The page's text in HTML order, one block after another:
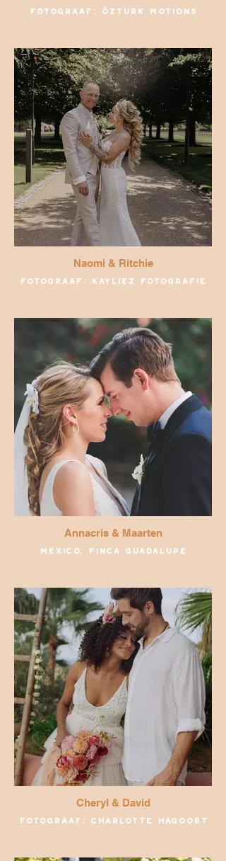
Fotograaf: Özturk Motions
Naomi & Ritchie
Fotograaf: Kayliez Fotografie
Annacris & Maarten
Mexico, finca guadalupe
Cheryl & David
Fotograaf: Charlotte Hagoort